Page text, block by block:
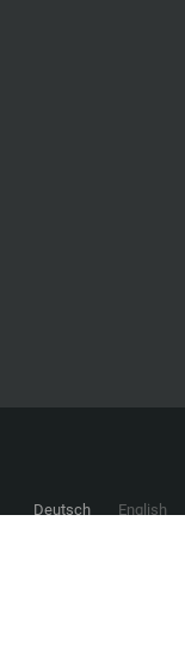
Deutsch English